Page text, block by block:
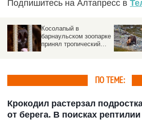
Подпишитесь на Алтапресс в
Косолапый в
барнаульском зоопарке
принял тропический
ПО ТЕМЕ:
Крокодил растерзал
от берега. В поисках